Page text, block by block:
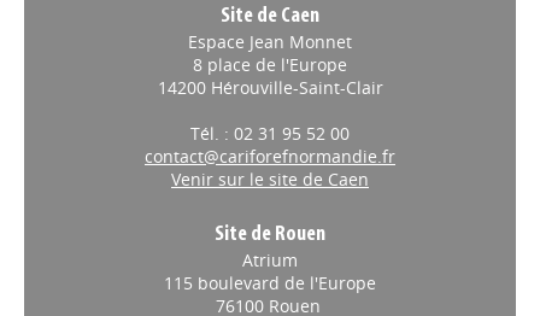
Site de Caen
Espace Jean Monnet
8 place de l'Europe
14200 Hérouville-Saint-Clair
Tél. : 02 31 95 52 00
contact@cariforefnormandie.fr
Venir sur le site de Caen
Site de Rouen
Atrium
115 boulevard de l'Europe
76100 Rouen